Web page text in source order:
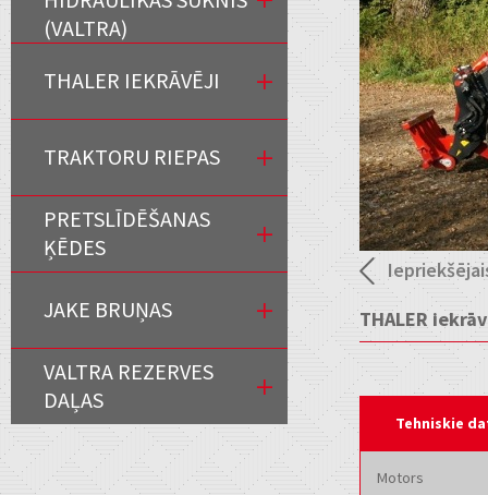
THALER
Tehniskie
Motors
(VALTRA)
THALER IEKRĀVĒJI
TRAKTORU RIEPAS
PRETSLĪDĒŠANAS
ĶĒDES
JAKE BRUŅAS
VALTRA REZERVES
DAĻAS